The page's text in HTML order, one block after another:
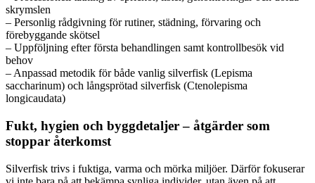
skrymslen
– Personlig rådgivning för rutiner, städning, förvaring och
förebyggande skötsel
– Uppföljning efter första behandlingen samt kontrollbesök vid
behov
– Anpassad metodik för både vanlig silverfisk (Lepisma
saccharinum) och långsprötad silverfisk (Ctenolepisma
longicaudata)
Fukt, hygien och byggdetaljer – åtgärder som
stoppar återkomst
Silverfisk trivs i fuktiga, varma och mörka miljöer. Därför fokuserar